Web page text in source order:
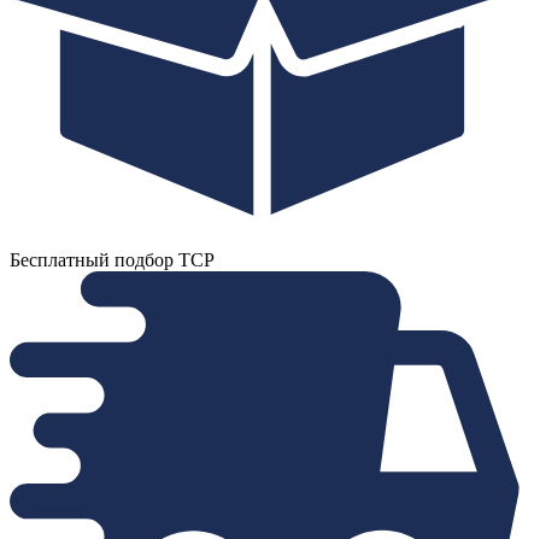
Бесплатный подбор ТСР